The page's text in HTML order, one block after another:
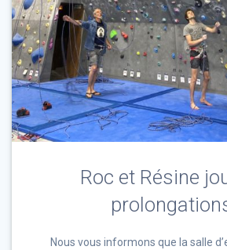
Roc et Résine
Nous vous informons que la salle